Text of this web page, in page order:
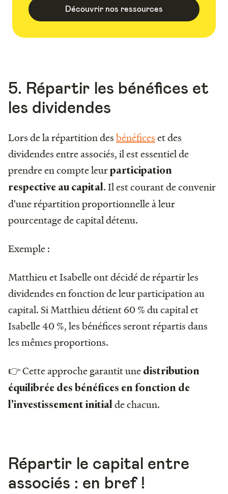
Découvrir nos ressources
5. Répartir les bénéfices et
les dividendes
Lors de la répartition desbénéficeset des
dividendes entre associés, il est essentiel de
prendre en compte leurparticipation
respective au capital. Il est courant de convenir
d'une répartition proportionnelle à leur
pourcentage de capital détenu.
Exemple :
Matthieu et Isabelle ont décidé de répartir les
dividendes en fonction de leur participation au
capital. Si Matthieu détient 60 % du capital et
Isabelle 40 %, les bénéfices seront répartis dans
les mêmes proportions.
👉 Cette approche garantit une distribution
équilibrée des bénéfices en fonction de
l'investissement initial de chacun.
Répartir le capital entre
associés : en bref !